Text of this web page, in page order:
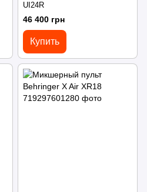
UI24R
46 400 грн
Купить